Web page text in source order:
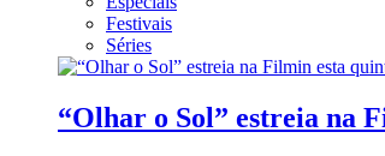
Festivais
Séries
“Olhar o Sol” estreia na